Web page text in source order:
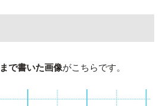
で書いた画像がこちらです。